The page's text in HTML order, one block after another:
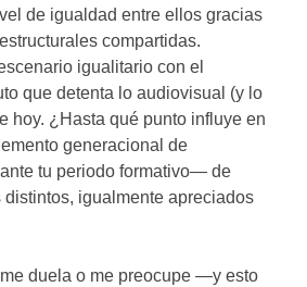
de igualdad entre ellos gracias
compartidas.
igualitario con el
que detenta lo audiovisual (y lo
hoy. ¿Hasta qué punto influye en
generacional de
tu periodo formativo— de
distintos, igualmente apreciados
duela o me preocupe —y esto